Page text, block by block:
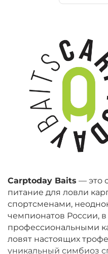
Carptoday Baits — это
питание для ловли
спортсменами,
чемпионатов России,
профессиональными
ловят настоящих
уникальный симбиоз